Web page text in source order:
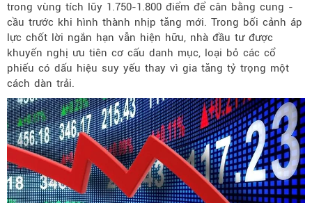
trong vùng tích lũy 1.750-1.800 điểm để cân bằng cung -
cầu trước khi hình thành nhịp tăng mới. Trong bối cảnh áp
lực chốt lời ngắn hạn vẫn hiện hữu, nhà đầu tư được
khuyến nghị ưu tiên cơ cấu danh mục, loại bỏ các cổ
phiếu có dấu hiệu suy yếu thay vì gia tăng tỷ trọng một
cách dàn trải.